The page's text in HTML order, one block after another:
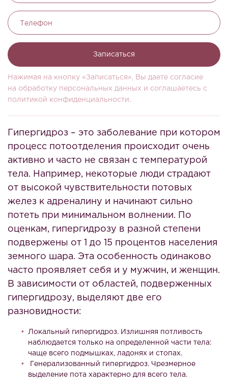
Телефон
Записаться
Нажимая на кнопку «Записаться», Вы даете согласие
на обработку персональных данных и соглашаетесь c
политикой конфиденциальности.
Гипергидроз – это заболевание при котором
процесс потоотделения происходит очень
активно и часто не связан с температурой
тела. Например, некоторые люди страдают
от высокой чувствительности потовых
желез к адреналину и начинают сильно
потеть при минимальном волнении. По
оценкам, гипергидрозу в разной степени
подвержены от 1 до 15 процентов населения
земного шара. Эта особенность одинаково
часто проявляет себя и у мужчин, и женщин.
В зависимости от областей, подверженных
гипергидрозу, выделяют две его
разновидности:
Локальный гипергидроз. Излишняя потливость
наблюдается только на определенной части тела:
чаще всего подмышках, ладонях и стопах.
Генерализованный гипергидроз. Чрезмерное
выделение пота характерно для всего тела.